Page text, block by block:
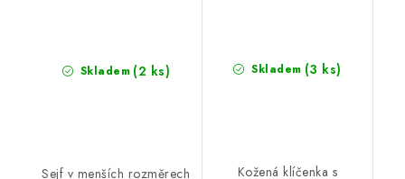
Skladem (2 ks)
Sejf v menších rozměrech
Skladem (3 ks)
Kožená klíčenka s